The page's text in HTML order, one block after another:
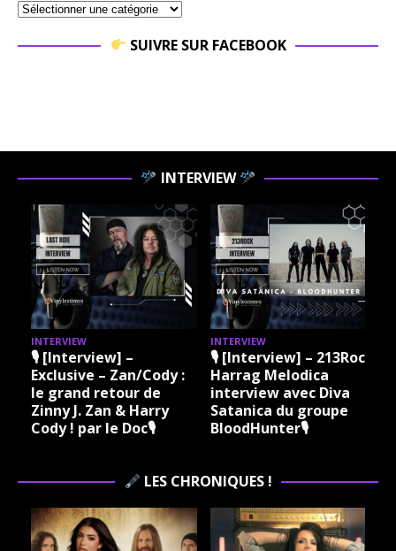
SUIVRE SUR FACEBOOK
INTERVIEW
INTERVIEW
🎙 [Interview] –
Exclusive – Zan/Cody :
le grand retour de
Zinny J. Zan & Harry
Cody ! par le Doc🎙
INTERVIEW
🎙 [Interview] – 213Rock
Harrag Melodica
interview avec Diva
Satanica du groupe
BloodHunter🎙
LES CHRONIQUES !